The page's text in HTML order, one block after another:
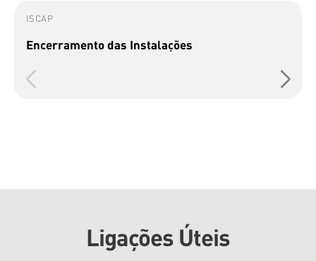
ISCAP
Encerramento das Instalações
Ligações Úteis